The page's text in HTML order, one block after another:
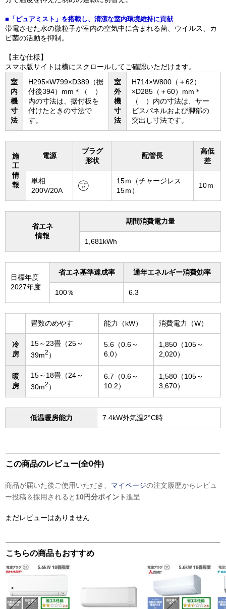
■「ピュアミスト」を搭載し、清潔な室内環境維持に貢献
帯電させた水の微粒子が室内の空気中に含まれる菌、ウイルス、カ
ビ菌の活動を抑制。
【主な仕様】
スマホ版サイトは横にスクロールしてご確認いただけます。
室
内
機
寸
法
H295×W799×D389（据
付後394）mm＊（ ）
内の寸法は、据付板を
付けたときの寸法で
す。
室
外
機
寸
法
H714×W800（＋62）
×D285（＋60）mm＊
（ ）内の寸法は、サー
ビスパネルおよび脚部の
突出し寸法です。
施
工
情
報
電源
プラグ
形状
配管長
高低
差
単相
200V/20A
15ｍ（チャージレス
15ｍ）
10ｍ
省エネ
情報
期間消費電力量
1,681kWh
目標年度
2027年度
省エネ基準達成率 通年エネルギー消費効率
100％ 6.3
畳数のめやす 能力（kW） 消費電力（W）
冷
房
15～23畳（25～
39m2 ）
5.6（0.6～
6.0）
1,850（105～
2,020）
暖
房
15～18畳（24～
30m2 ）
6.7（0.6～
10.2）
1,580（105～
3,670）
低温暖房能力 7.4kW外気温2°C時
この商品のレビュー(全0件)
商品が届いた後ご使用いただき、 マイページの注文履歴からレビュ
ー投稿＆採用されると 10円分ポイント進呈
まだレビューはありません
こちらの商品もおすすめ